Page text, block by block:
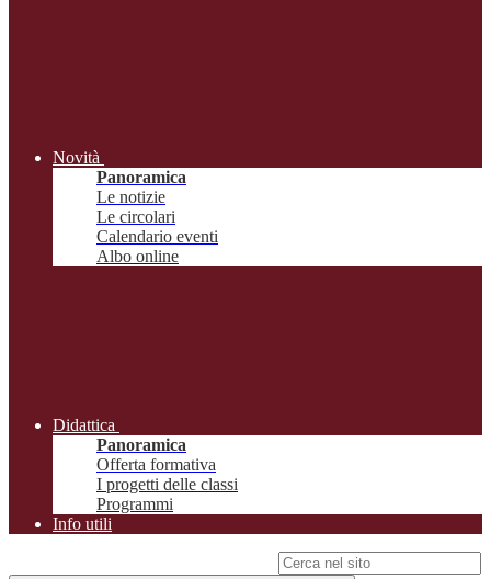
Novità
Panoramica
Le notizie
Le circolari
Calendario eventi
Albo online
Didattica
Panoramica
Offerta formativa
I progetti delle classi
Programmi
Info utili